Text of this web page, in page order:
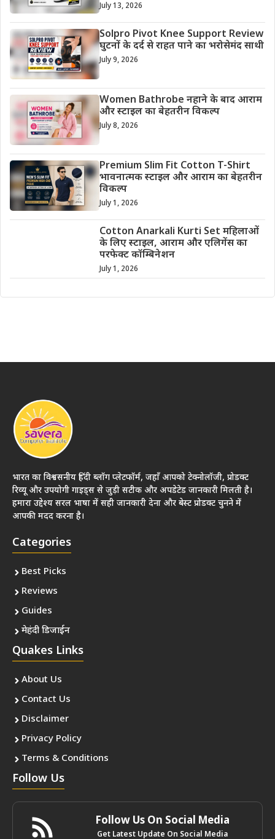
July 13, 2026
Solpro Pivot Knee Support Review
घुटनों के दर्द से राहत पाने का भरोसेमंद साथी
July 9, 2026
Women Bathrobe नहाने के बाद आराम
और स्टाइल का बेहतरीन विकल्प
July 8, 2026
Premium Slim Fit Cotton T-Shirt
भावनात्मक स्टाइल और आराम का बेहतरीन
विकल्प
July 1, 2026
Cotton Anarkali Kurti Set महिलाओं
के लिए स्टाइल, आराम और एलिगेंस का
परफेक्ट कॉम्बिनेशन
July 1, 2026
भारत का विश्वसनीय हिंदी ब्लॉग प्लेटफॉर्म, जहाँ आपको टेक्नोलॉजी, प्रोडक्ट
रिव्यू और उपयोगी गाइड्स से जुड़ी सटीक और अपडेटेड जानकारी मिलती है।
हमारा उद्देश्य सरल भाषा में सही जानकारी देना और बेस्ट प्रोडक्ट चुनने में
आपकी मदद करना है।
Categories
Best Picks
Reviews
Guides
मेहंदी डिजाईन
Quakes Links
About Us
Contact Us
Disclaimer
Privacy Policy
Terms & Conditions
Follow Us
Follow Us On Social Media
Get Latest Update On Social Media